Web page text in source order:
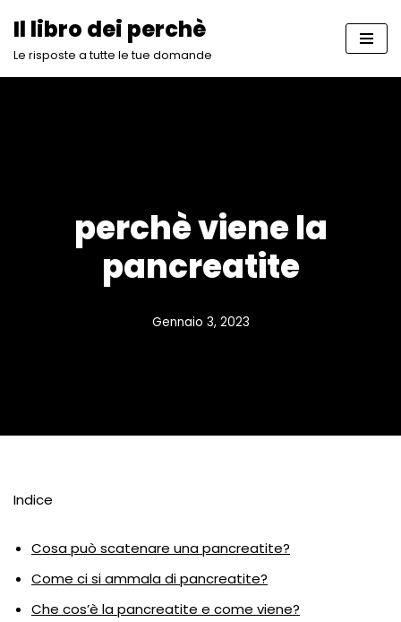
Vai
Il libro dei perchè
Le risposte a tutte le tue domande
perchè viene la
pancreatite
Gennaio 3, 2023
Indice
Cosa può scatenare una pancreatite?
Come ci si ammala di pancreatite?
Che cos’è la pancreatite e come viene?